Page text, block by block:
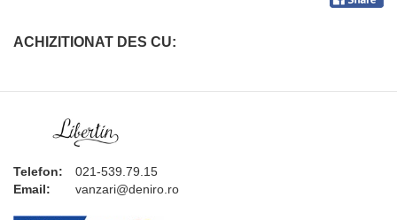
ACHIZITIONAT DES CU:
Telefon:
021-539.79.15
Email:
vanzari@deniro.ro